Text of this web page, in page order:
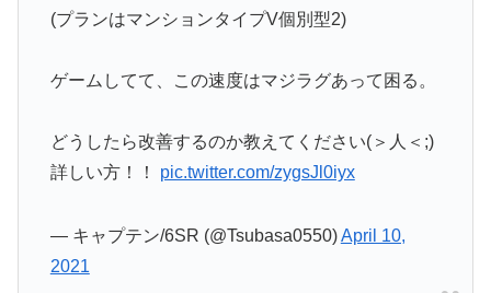
(プランはマンションタイプV個別型2)
ゲームしてて、この速度はマジラグあって困る。
どうしたら改善するのか教えてください(＞人＜;)
詳しい方！！ pic.twitter.com/zygsJl0iyx
— キャプテン/6SR (@Tsubasa0550)April 10,
2021